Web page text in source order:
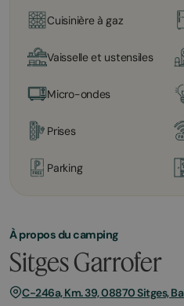
Cuisinière à gaz
Vaisselle et ustensiles
Micro-ondes
Prises
Parking
À propos du camping
Sitges Garrofer
C-246a, Km. 39, 08870 Sitges,